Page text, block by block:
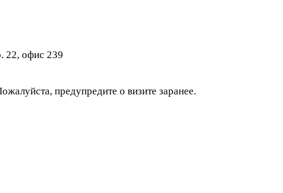
22, офис 239
предупредите о визите заранее.